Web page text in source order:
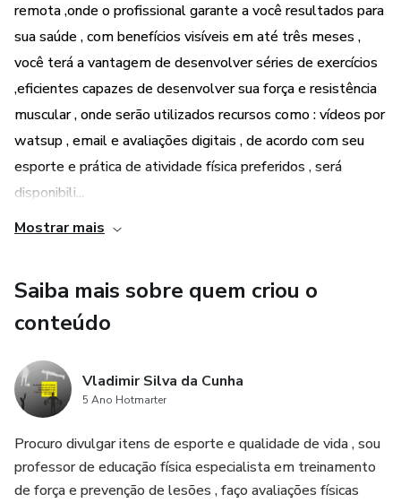
remota ,onde o profissional garante a você resultados para
sua saúde , com benefícios visíveis em até três meses ,
você terá a vantagem de desenvolver séries de exercícios
,eficientes capazes de desenvolver sua força e resistência
muscular , onde serão utilizados recursos como : vídeos por
watsup , email e avaliações digitais , de acordo com seu
esporte e prática de atividade física preferidos , será
disponibili...
Mostrar mais
Saiba mais sobre quem criou o
conteúdo
Vladimir Silva da Cunha
5 Ano Hotmarter
Procuro divulgar itens de esporte e qualidade de vida , sou
professor de educação física especialista em treinamento
de força e prevenção de lesões , faço avaliações físicas